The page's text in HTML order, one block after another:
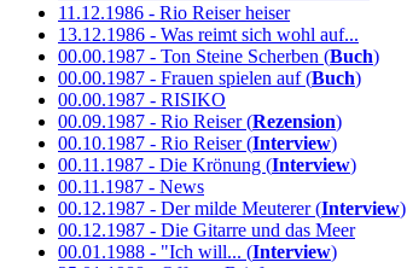
11.12.1986 - Rio Reiser heiser
13.12.1986 - Was reimt sich wohl auf...
00.00.1987 - Ton Steine Scherben (Buch)
00.00.1987 - Frauen spielen auf (Buch)
00.00.1987 - RISIKO
00.09.1987 - Rio Reiser (Rezension)
00.10.1987 - Rio Reiser (Interview)
00.11.1987 - Die Krönung (Interview)
00.11.1987 - News
00.12.1987 - Der milde Meuterer (Interview)
00.12.1987 - Die Gitarre und das Meer
00.01.1988 - "Ich will... (Interview)